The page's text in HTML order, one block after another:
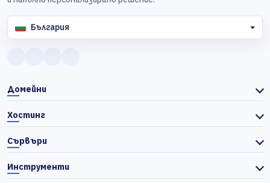
България
Домейни
Хостинг
Сървъри
Инструменти